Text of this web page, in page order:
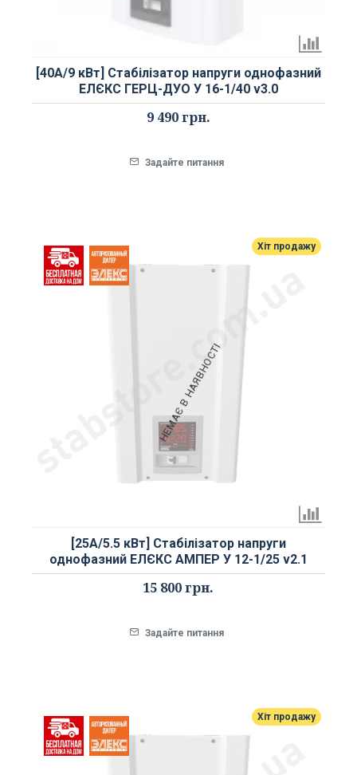
[40А/9 кВт] Стабілізатор напруги однофазний
ЕЛЄКС ГЕРЦ-ДУО У 16-1/40 v3.0
9 490 грн.
Задайте питання
Хіт продажу
НЕМАЄ В НАЯВНОСТІ
[25А/5.5 кВт] Стабілізатор напруги
однофазний ЕЛЄКС АМПЕР У 12-1/25 v2.1
15 800 грн.
Задайте питання
Хіт продажу